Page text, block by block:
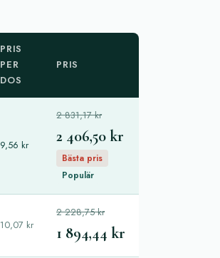
PRIS
PER
DOS
PRIS
9,56 kr
2 831,17 kr
2 406,50 kr
Bästa pris
Populär
10,07 kr
2 228,75 kr
1 894,44 kr